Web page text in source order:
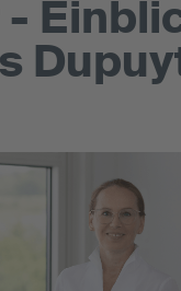
-